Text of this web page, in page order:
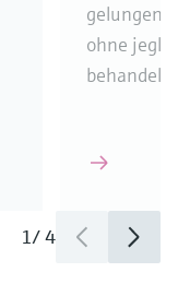
gelungen,
ohne
behandeln.
1/4